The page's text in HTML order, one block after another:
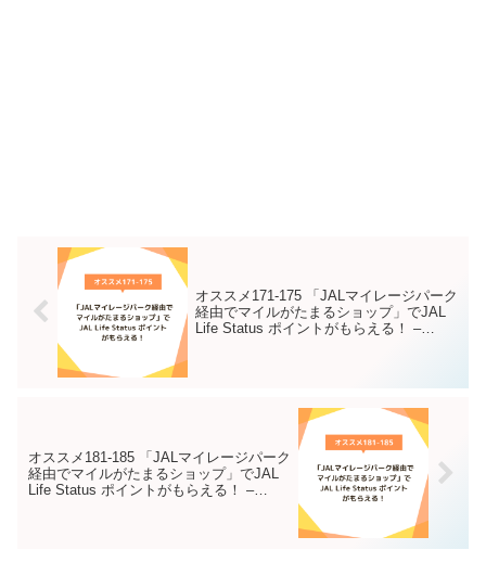
オススメ171-175 「JALマイレージパーク
経由でマイルがたまるショップ」でJAL
Life Status ポイントがもらえる！ –
オススメ181-185 「JALマイレージパーク
経由でマイルがたまるショップ」でJAL
Life Status ポイントがもらえる！ –